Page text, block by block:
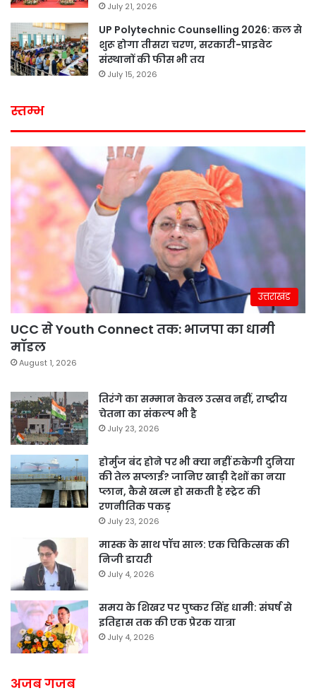
July 21, 2026
UP Polytechnic Counselling 2026: कल से
शुरू होगा तीसरा चरण, सरकारी-प्राइवेट
संस्थानों की फीस भी तय
July 15, 2026
स्तम्भ
उत्तराखंड
UCC से Youth Connect तक: भाजपा का धामी
मॉडल
August 1, 2026
तिरंगे का सम्मान केवल उत्सव नहीं, राष्ट्रीय
चेतना का संकल्प भी है
July 23, 2026
होर्मुज बंद होने पर भी क्या नहीं रुकेगी दुनिया
की तेल सप्लाई? जानिए खाड़ी देशों का नया
प्लान, कैसे खत्म हो सकती है स्ट्रेट की
रणनीतिक पकड़
July 23, 2026
मास्क के साथ पॉच साल: एक चिकित्सक की
निजी डायरी
July 4, 2026
समय के शिखर पर पुष्कर सिंह धामी: संघर्ष से
इतिहास तक की एक प्रेरक यात्रा
July 4, 2026
अजब गजब